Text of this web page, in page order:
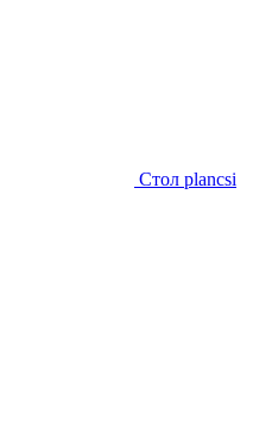
Стол plancsi